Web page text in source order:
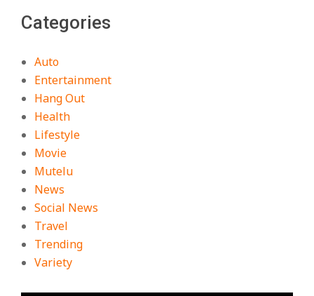
Categories
Auto
Entertainment
Hang Out
Health
Lifestyle
Movie
Mutelu
News
Social News
Travel
Trending
Variety